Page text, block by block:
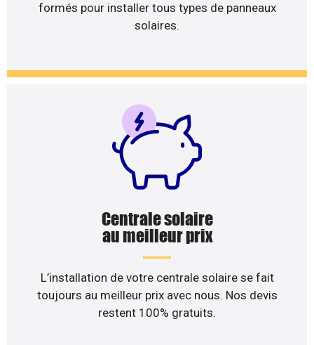
formés pour installer tous types de panneaux
solaires.
Centrale solaire
au meilleur prix
L’installation de votre centrale solaire se fait
toujours au meilleur prix avec nous. Nos devis
restent 100% gratuits.